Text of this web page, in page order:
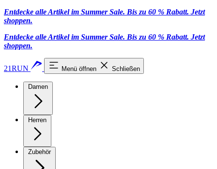
Entdecke alle Artikel im Summer Sale. Bis zu 60 % Rabatt. Jetzt
shoppen.
Entdecke alle Artikel im Summer Sale. Bis zu 60 % Rabatt. Jetzt
shoppen.
21RUN Menü öffnen Schließen
Damen
Herren
Zubehör